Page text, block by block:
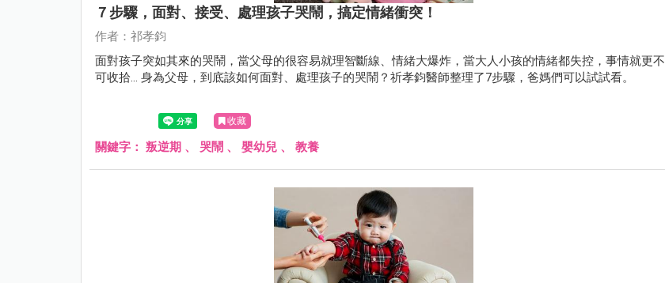
７步驟，面對、接受、處理孩子哭鬧，搞定情緒衝突！
作者：祁孝鈞
面對孩子突如其來的哭鬧，當父母的很容易就理智斷線、情緒大爆炸，當大人小孩的情緒都失控，事情就更不
可收拾... 身為父母，到底該如何面對、處理孩子的哭鬧？祈孝鈞醫師整理了7步驟，爸媽們可以試試看。
收藏
關鍵字： 叛逆期 、 哭鬧 、 嬰幼兒 、 教養